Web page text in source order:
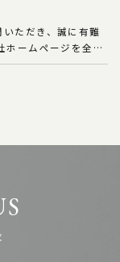
ます。
ただき、誠に有難
ホームページを全面